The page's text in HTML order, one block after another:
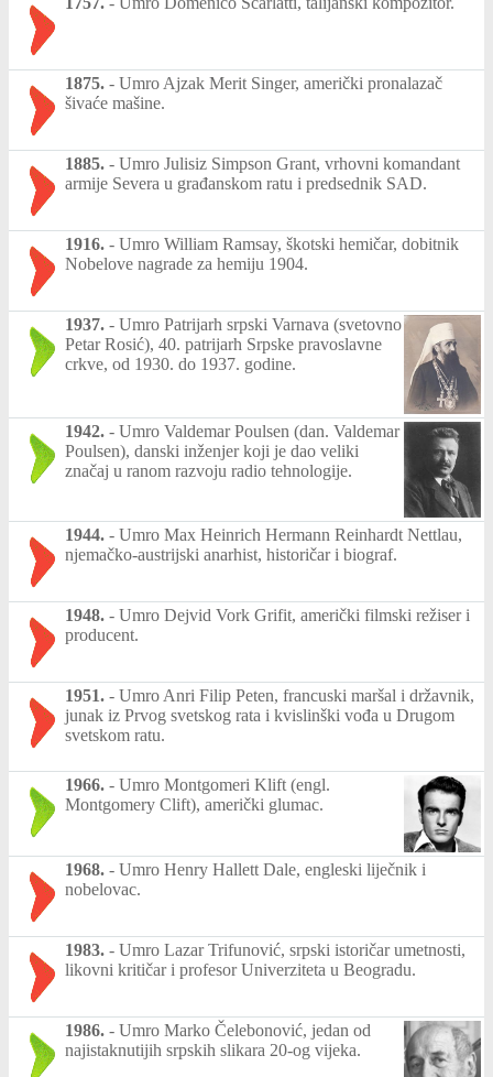
1875. - Umro Ajzak Merit Singer, američki pronalazač
šivaće mašine.
1885. - Umro Julisiz Simpson Grant, vrhovni komandant
armije Severa u građanskom ratu i predsednik SAD.
1916. - Umro William Ramsay, škotski hemičar, dobitnik
Nobelove nagrade za hemiju 1904.
1937. - Umro Patrijarh srpski Varnava (svetovno
Petar Rosić), 40. patrijarh Srpske pravoslavne
crkve, od 1930. do 1937. godine.
1942. - Umro Valdemar Poulsen (dan. Valdemar
Poulsen), danski inženjer koji je dao veliki
značaj u ranom razvoju radio tehnologije.
1944. - Umro Max Heinrich Hermann Reinhardt Nettlau,
njemačko-austrijski anarhist, historičar i biograf.
1948. - Umro Dejvid Vork Grifit, američki filmski režiser i
producent.
1951. - Umro Anri Filip Peten, francuski maršal i državnik,
junak iz Prvog svetskog rata i kvislinški vođa u Drugom
svetskom ratu.
1966. - Umro Montgomeri Klift (engl.
Montgomery Clift), američki glumac.
1968. - Umro Henry Hallett Dale, engleski liječnik i
nobelovac.
1983. - Umro Lazar Trifunović, srpski istoričar umetnosti,
likovni kritičar i profesor Univerziteta u Beogradu.
1986. - Umro Marko Čelebonović, jedan od
najistaknutijih srpskih slikara 20-og vijeka.